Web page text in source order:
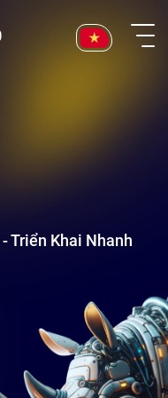
Triển Khai Nhanh